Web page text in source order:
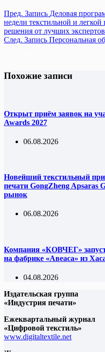
Пред. Запись Деловая
недели текстильной и
решения от лучших экспертов
След. Запись Персональная
Похожие записи
Открыт приём заявок на
Awards 2027
06.08.2026
Новейший текстильный
печати GongZheng Apsaras
рынок
06.08.2026
Компания «КОВЧЕГ»
на фабрике «Авеаса» из
04.08.2026
Издательская группа
«Индустрия печати»
Ежеквартальный журнал
«Цифровой текстиль»
www.digitaltextile.net